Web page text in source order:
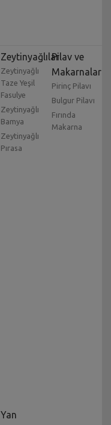
Zeytinyağlılar
Zeytinyağlı
Taze Yeşil
Fasulye
Zeytinyağlı
Bamya
Zeytinyağlı
Pırasa
Pilav ve
Makarnalar
Pirinç Pilavı
Bulgur Pilavı
Fırında
Makarna
Yan